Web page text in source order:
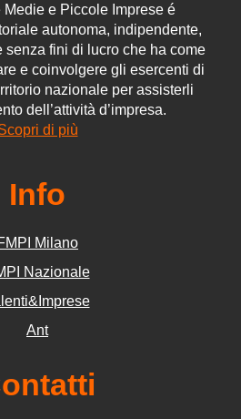
Medie e Piccole Imprese é
autonoma, indipendente,
senza fini di lucro che ha come
e coinvolgere gli esercenti di
nazionale per assisterli
dell’attività d’impresa.
di più
Info
Milano
Nazionale
Ant